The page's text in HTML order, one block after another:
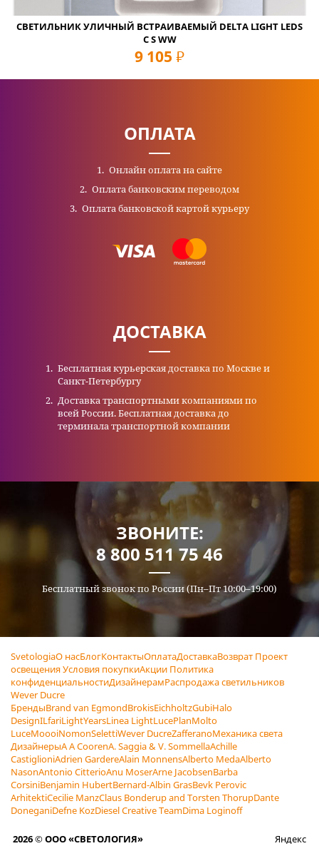
СВЕТИЛЬНИК УЛИЧНЫЙ ВСТРАИВАЕМЫЙ DELTA LIGHT LEDS
C S WW
9 105 руб
ОПЛАТА
Онлайн оплата на сайте
Оплата банковским переводом
Оплата банковской картой курьеру
ДОСТАВКА
Бесплатная курьерская доставка по Москве и
Санкт-Петербургу
Доставка транспортными компаниями по
всей России. Бесплатная доставка до
терминала транспортной компании
ЗВОНИТЕ:
8 800 511 75 46
Бесплатный звонок по России (Пн–Пт 10:00–19:00)
SvetologiaО насБлогКонтактыОплатаДоставкаВозврат Проект
освещенияУсловия покупкиАкции Политика
конфиденциальностиДизайнерамРаспродажа светильников
Wever Ducre
БрендыBrand van EgmondBrokisEichholtzGubiHalo
DesignILfariLightYearsLinea LightLucePlanMolto
LuceMoooiNomonSelettiWever DucreZafferanoМеханика света
ДизайнерыA A CoorenA. Saggia & V. SommellaAchille
CastiglioniAdrien GardereAlain MonnensAlberto MedaAlberto
NasonAntonio CitterioAnu MoserArne JacobsenBarba
CorsiniBenjamin HubertBernard-Albin GrasBevk Perovic
ArhitektiCecilie ManzClaus Bonderup and Torsten ThorupDante
DoneganiDefne KozDiesel Creative TeamDima Loginoff
2026 © ООО «СВЕТОЛОГИЯ» Яндекс